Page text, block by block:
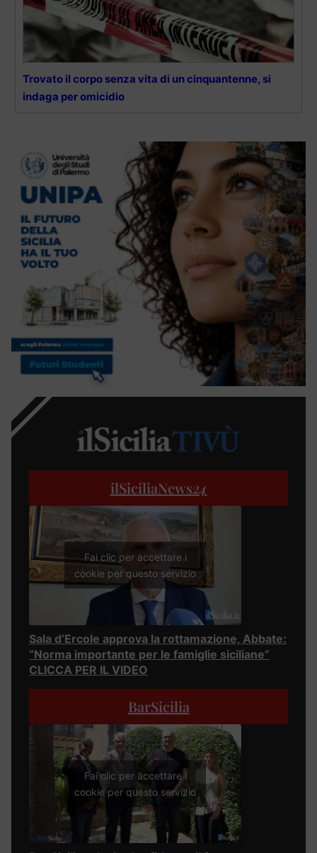
Trovato il corpo senza vita di un cinquantenne, si
indaga per omicidio
ilSiciliaNews24
Fai clic per accettare i
cookie per questo servizio
Sala d’Ercole approva la rottamazione, Abbate:
“Norma importante per le famiglie siciliane”
CLICCA PER IL VIDEO
BarSicilia
Fai clic per accettare i
cookie per questo servizio